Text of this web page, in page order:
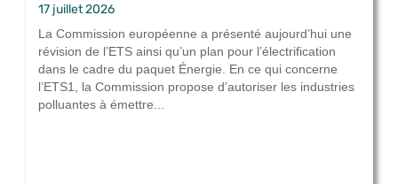
17 juillet 2026
La Commission européenne a présenté aujourd’hui une
révision de l’ETS ainsi qu’un plan pour l’électrification
dans le cadre du paquet Énergie. En ce qui concerne
l’ETS1, la Commission propose d’autoriser les industries
polluantes à émettre...